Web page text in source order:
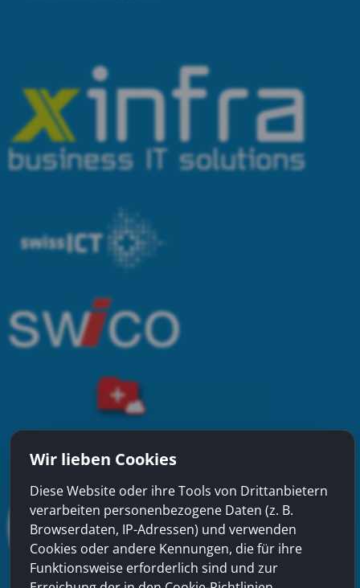
Wir lieben Cookies
Diese Website oder ihre Tools von Drittanbietern
verarbeiten personenbezogene Daten (z. B.
Browserdaten, IP-Adressen) und verwenden
Cookies oder andere Kennungen, die für ihre
Funktionsweise erforderlich sind und zur